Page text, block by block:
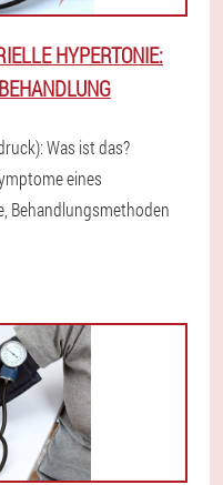
HYPERTONIE:
Was ist das?
eines
Behandlungsmethoden